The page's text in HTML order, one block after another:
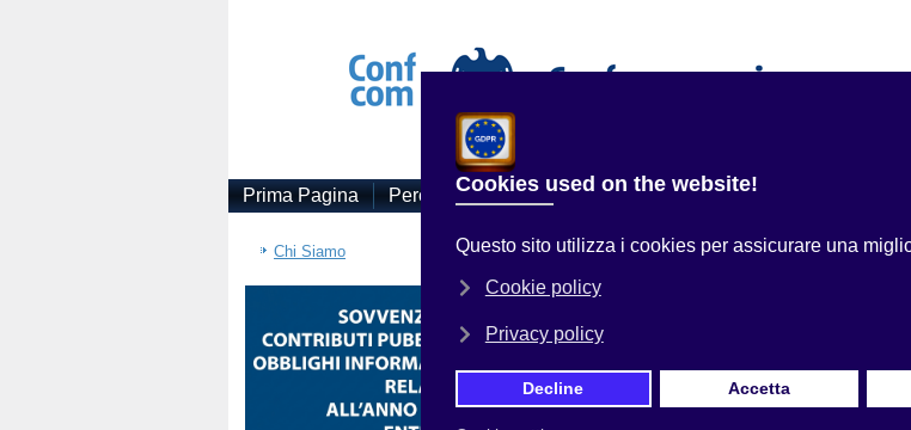
Prima Pagina Perchè Associarsi Servizi alle Imprese
Chi Siamo
Sei qui:Home Uncategorised
SI CONCRETIZZA LA
DA CONFCOMMERCIO E FEDERALBERGHI RAVENNA
Prima Pagina